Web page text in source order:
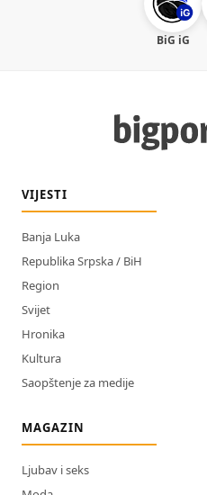
BiG iG
VIJESTI
Banja Luka
Republika Srpska / BiH
Region
Svijet
Hronika
Kultura
Saopštenje za medije
MAGAZIN
Ljubav i seks